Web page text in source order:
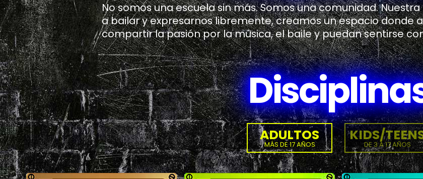
No somos una escuela sin más. Somos una comunidad.
a bailar y expresarnos libremente, creamos un espacio donde
compartir la pasión por la música, el baile y puedan sentirse
ADULTOS
MÁS DE 17 AÑOS
KIDS/
DE 3 A 17 AÑOS